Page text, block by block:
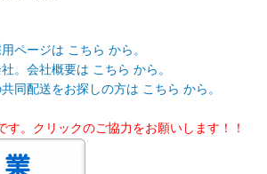
ページは こちら から。
。会社概要は こちら から。
同配送をお探しの方は こちら から。
す。クリックのご協力をお願いします！！